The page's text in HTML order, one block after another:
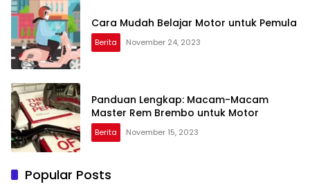
Cara Mudah Belajar Motor untuk Pemula
Berita November 24, 2023
Panduan Lengkap: Macam-Macam
Master Rem Brembo untuk Motor
Berita November 15, 2023
Popular Posts